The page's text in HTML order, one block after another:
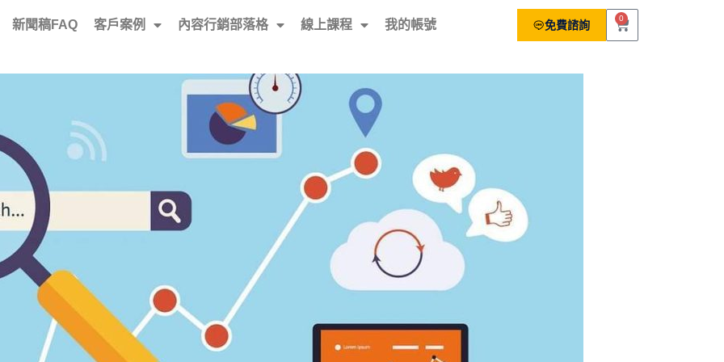
新聞稿FAQ 客戶案例 內容行銷部落格 線上課程 我的帳號 免費諮詢
0